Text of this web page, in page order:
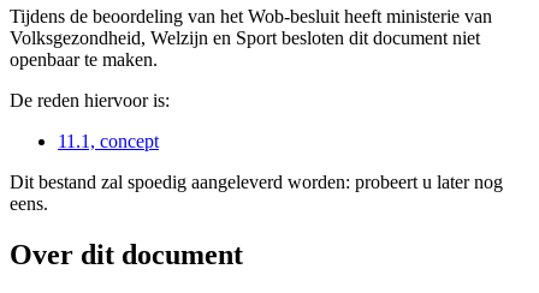
Tijdens de beoordeling van het Wob-besluit heeft ministerie van
Volksgezondheid, Welzijn en Sport besloten dit document niet
openbaar te maken.
De reden hiervoor is:
11.1, concept
Dit bestand zal spoedig aangeleverd worden: probeert u later nog
eens.
Over dit document